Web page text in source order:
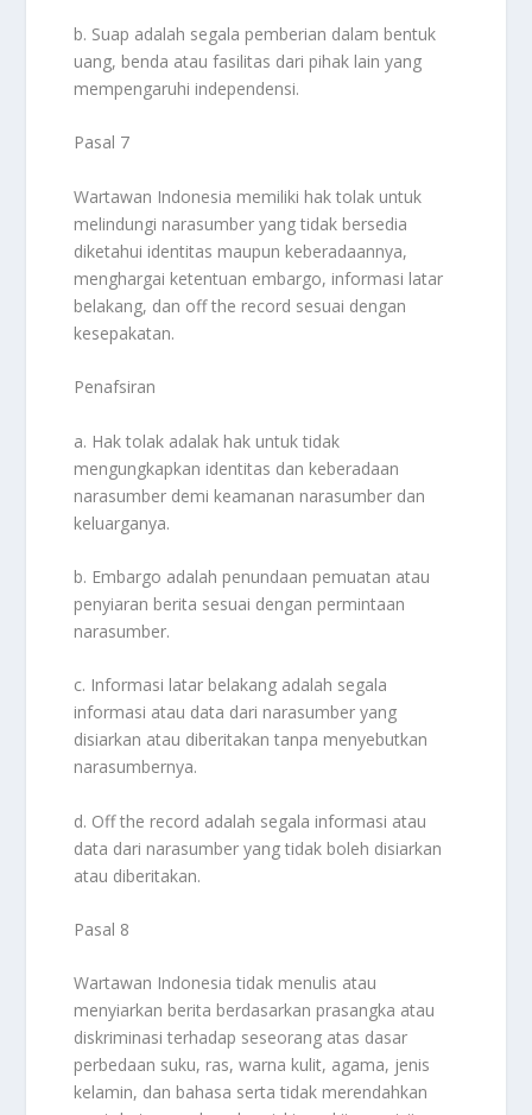
b. Suap adalah segala pemberian dalam bentuk
uang, benda atau fasilitas dari pihak lain yang
mempengaruhi independensi.
Pasal 7
Wartawan Indonesia memiliki hak tolak untuk
melindungi narasumber yang tidak bersedia
diketahui identitas maupun keberadaannya,
menghargai ketentuan embargo, informasi latar
belakang, dan off the record sesuai dengan
kesepakatan.
Penafsiran
a. Hak tolak adalak hak untuk tidak
mengungkapkan identitas dan keberadaan
narasumber demi keamanan narasumber dan
keluarganya.
b. Embargo adalah penundaan pemuatan atau
penyiaran berita sesuai dengan permintaan
narasumber.
c. Informasi latar belakang adalah segala
informasi atau data dari narasumber yang
disiarkan atau diberitakan tanpa menyebutkan
narasumbernya.
d. Off the record adalah segala informasi atau
data dari narasumber yang tidak boleh disiarkan
atau diberitakan.
Pasal 8
Wartawan Indonesia tidak menulis atau
menyiarkan berita berdasarkan prasangka atau
diskriminasi terhadap seseorang atas dasar
perbedaan suku, ras, warna kulit, agama, jenis
kelamin, dan bahasa serta tidak merendahkan